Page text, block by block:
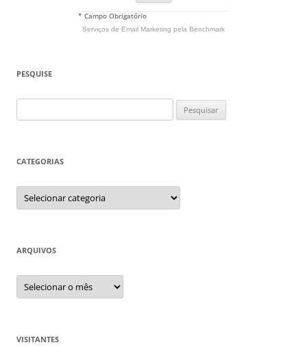
* Campo Obrigatório
Serviços de Email Marketing pela Benchmark
PESQUISE
por:
CATEGORIAS
Categorias
ARQUIVOS
Arquivos
VISITANTES